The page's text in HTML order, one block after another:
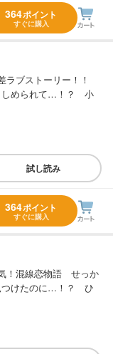
364ポイント
すぐに購入
ラブストーリー！！
しめられて…！？ 小
試し読み
364ポイント
すぐに購入
！混線恋物語 せっか
つけたのに…！？ ひ